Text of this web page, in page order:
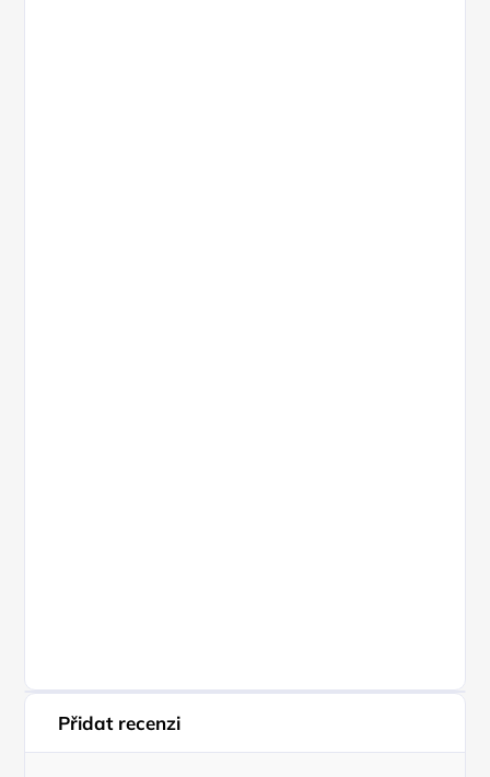
Přidat recenzi